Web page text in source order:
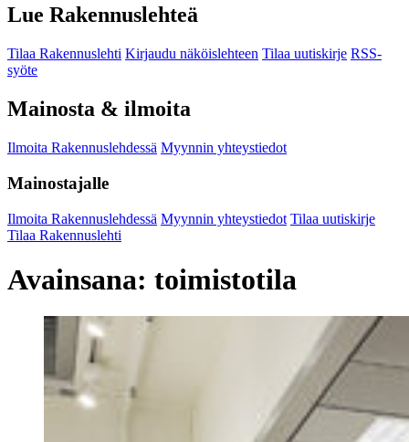
Lue Rakennuslehteä
Tilaa Rakennuslehti Kirjaudu näköislehteen Tilaa uutiskirje RSS-
syöte
Mainosta & ilmoita
Ilmoita Rakennuslehdessä Myynnin yhteystiedot
Mainostajalle
Ilmoita Rakennuslehdessä Myynnin yhteystiedot Tilaa uutiskirje
Tilaa Rakennuslehti
Avainsana: toimistotila